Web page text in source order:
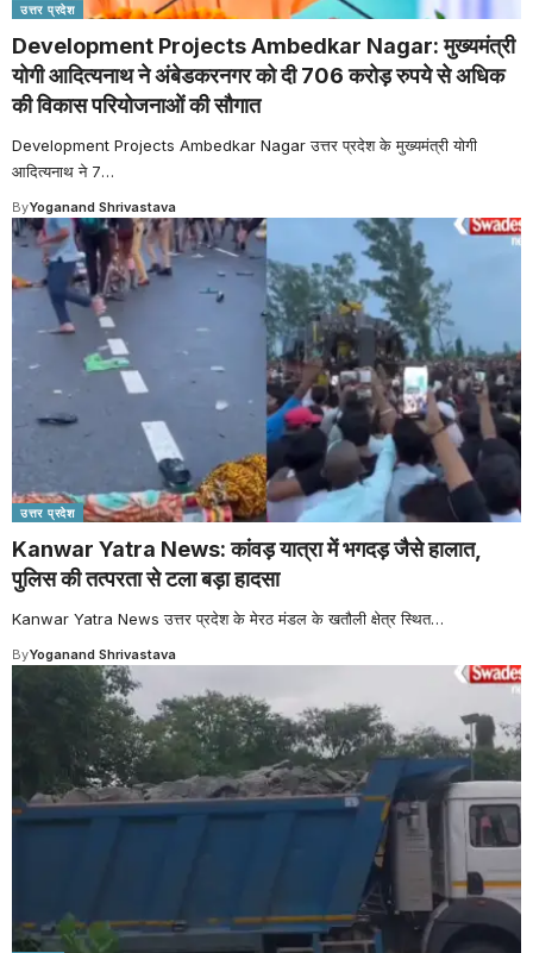
उत्तर प्रदेश
Development Projects Ambedkar Nagar: मुख्यमंत्री
योगी आदित्यनाथ ने अंबेडकरनगर को दी 706 करोड़ रुपये से अधिक
की विकास परियोजनाओं की सौगात
Development Projects Ambedkar Nagar उत्तर प्रदेश के मुख्यमंत्री योगी
आदित्यनाथ ने 7…
ByYoganand Shrivastava
उत्तर प्रदेश
Kanwar Yatra News: कांवड़ यात्रा में भगदड़ जैसे हालात,
पुलिस की तत्परता से टला बड़ा हादसा
Kanwar Yatra News उत्तर प्रदेश के मेरठ मंडल के खतौली क्षेत्र स्थित…
ByYoganand Shrivastava